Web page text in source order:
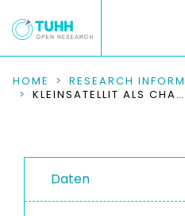
COMMUNITIES &
RESEARCH DATA
HOME RESEARCH
KLEINSATELLIT ALS CHANCE FÜR FACH-, SEMESTERÜBERGREIFENDEN UND INTERDISZIPLINÄREN LEHRE
Daten